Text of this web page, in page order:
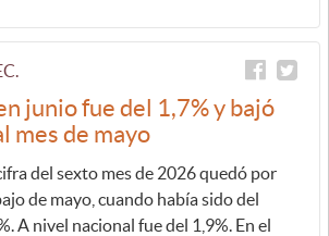
junio fue del 1,7% y bajó
mes de mayo
del sexto mes de 2026 quedó por
de mayo, cuando había sido del
A nivel nacional fue del 1,9%. En el